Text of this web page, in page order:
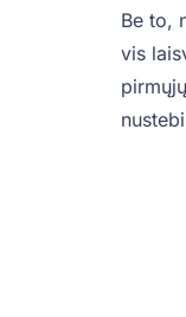
Be to,
vis